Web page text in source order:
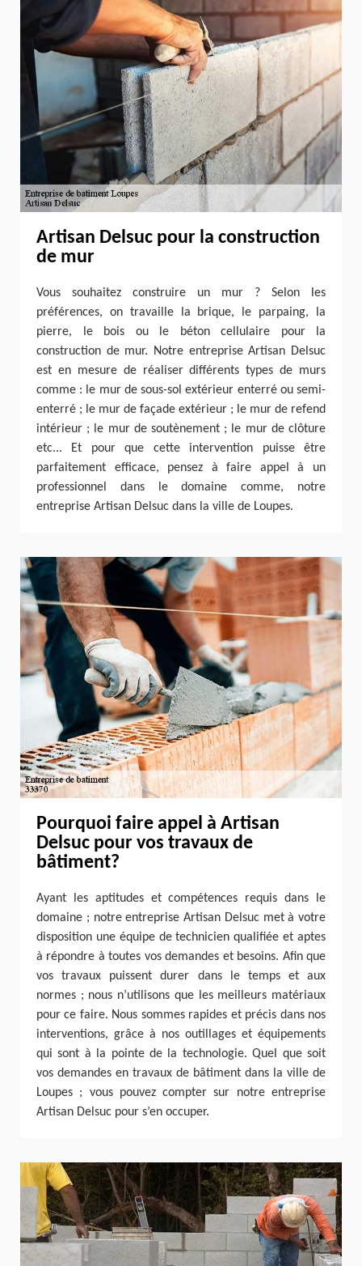
Artisan Delsuc pour la construction
de mur
Vous souhaitez construire un mur ? Selon les
préférences, on travaille la brique, le parpaing, la
pierre, le bois ou le béton cellulaire pour la
construction de mur. Notre entreprise Artisan Delsuc
est en mesure de réaliser différents types de murs
comme : le mur de sous-sol extérieur enterré ou semi-
enterré ; le mur de façade extérieur ; le mur de refend
intérieur ; le mur de soutènement ; le mur de clôture
etc... Et pour que cette intervention puisse être
parfaitement efficace, pensez à faire appel à un
professionnel dans le domaine comme, notre
entreprise Artisan Delsuc dans la ville de Loupes.
Pourquoi faire appel à Artisan
Delsuc pour vos travaux de
bâtiment?
Ayant les aptitudes et compétences requis dans le
domaine ; notre entreprise Artisan Delsuc met à votre
disposition une équipe de technicien qualifiée et aptes
à répondre à toutes vos demandes et besoins. Afin que
vos travaux puissent durer dans le temps et aux
normes ; nous n’utilisons que les meilleurs matériaux
pour ce faire. Nous sommes rapides et précis dans nos
interventions, grâce à nos outillages et équipements
qui sont à la pointe de la technologie. Quel que soit
vos demandes en travaux de bâtiment dans la ville de
Loupes ; vous pouvez compter sur notre entreprise
Artisan Delsuc pour s’en occuper.